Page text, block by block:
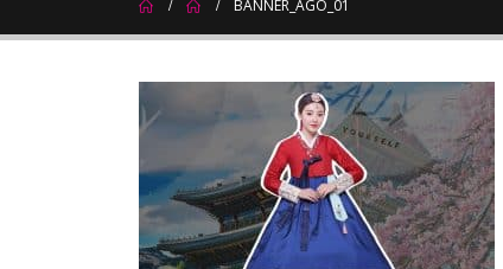
BANNER_AGO_01